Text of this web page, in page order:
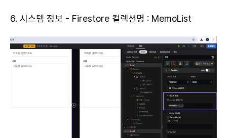
6. 시스템 정보 - Firestore 컬렉션명 : MemoList